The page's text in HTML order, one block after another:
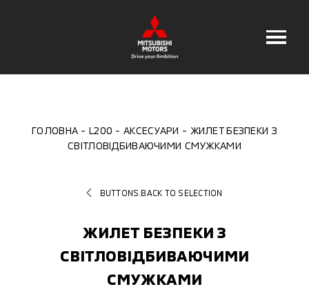
ГОЛОВНА L200 АКСЕСУАРИ
ЖИЛЕТ БЕЗПЕКИ З
СВІТЛОВІДБИВАЮЧИМИ СМУЖКАМИ
BUTTONS.BACK TO SELECTION
ЖИЛЕТ БЕЗПЕКИ З
СВІТЛОВІДБИВАЮЧИМИ
СМУЖКАМИ